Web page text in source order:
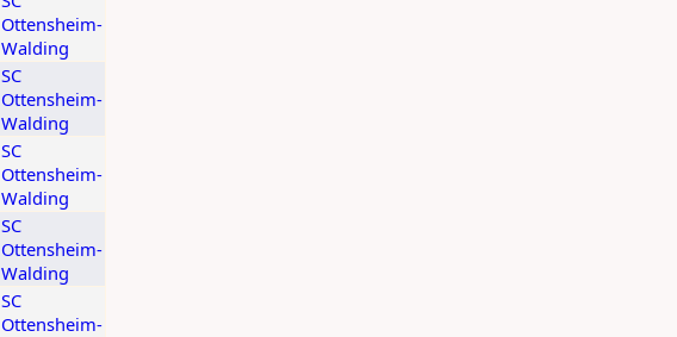
Ottensheim-
Walding
SC
Ottensheim-
Walding
SC
Ottensheim-
Walding
SC
Ottensheim-
Walding
SC
Ottensheim-